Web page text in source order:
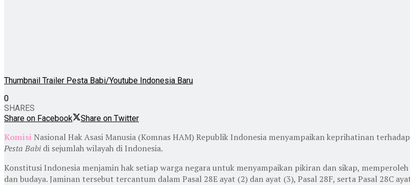
Thumbnail Trailer Pesta Babi/Youtube Indonesia Baru
0
SHARES
Share on Facebook
Share on Twitter
Komisi Nasional Hak Asasi Manusia (Komnas HAM) Republik Indonesia menyampaikan keprihatinan
Pesta Babi di sejumlah wilayah di Indonesia.
Konstitusi Indonesia menjamin hak setiap warga negara untuk menyampaikan pikiran dan sikap,
dan budaya. Jaminan tersebut tercantum dalam Pasal 28E ayat (2) dan ayat (3), Pasal 28F, serta Pasal 28C